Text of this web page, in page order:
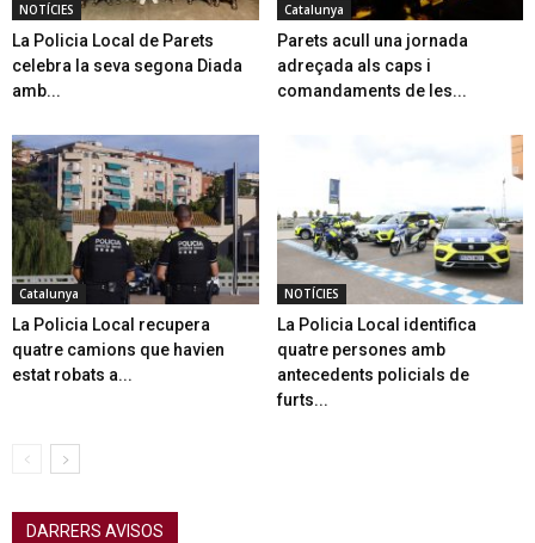
NOTÍCIES
La Policia Local de Parets
celebra la seva segona Diada
amb...
Catalunya
Parets acull una jornada
adreçada als caps i
comandaments de les...
Catalunya
La Policia Local recupera
quatre camions que havien
estat robats a...
NOTÍCIES
La Policia Local identifica
quatre persones amb
antecedents policials de
furts...
DARRERS AVISOS